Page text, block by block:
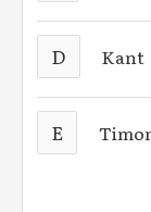
D Kant
E